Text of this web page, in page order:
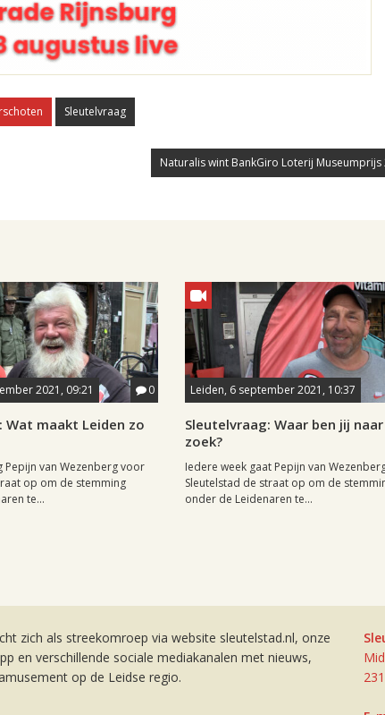
Sleutelvraag
Naturalis wint BankGiro Loterij Museumprijs
2021, 09:21 0
Wat maakt Leiden zo
Pepijn van Wezenberg voor
op om de stemming
te...
Leiden, 6 september 2021, 10:37
Sleutelvraag: Waar ben jij
zoek?
Iedere week gaat Pepijn van
Sleutelstad de straat op om de
onder de Leidenaren te...
zich als streekomroep via website sleutelstad.nl, onze
en verschillende sociale mediakanalen met nieuws,
op de Leidse regio.